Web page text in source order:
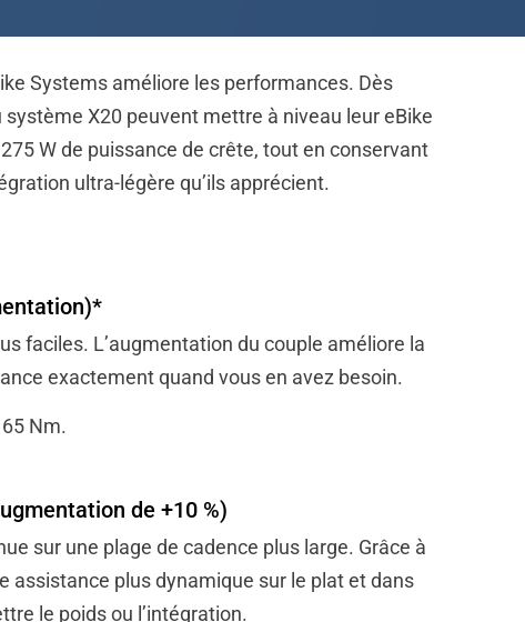
Systems améliore les performances. Dès
système X20 peuvent mettre à niveau leur eBike
W de puissance de crête, tout en conservant
ultra-légère qu’ils apprécient.
faciles. L’augmentation du couple améliore la
exactement quand vous en avez besoin.
Nm.
de +10 %)
sur une plage de cadence plus large. Grâce à
assistance plus dynamique sur le plat et dans
le poids ou l’intégration.